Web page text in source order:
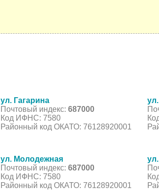
ул. Гагарина
Почтовый индекс: 687000
Код ИФНС: 7580
Районный код ОКАТО: 76128920001
ул. Молодежная
Почтовый индекс: 687000
Код ИФНС: 7580
Районный код ОКАТО: 76128920001